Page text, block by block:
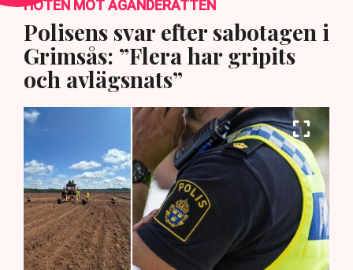
HOTEN MOT ÄGANDERÄTTEN
Polisens svar efter sabotagen i
Grimsås: ”Flera har gripits
och avlägsnats”